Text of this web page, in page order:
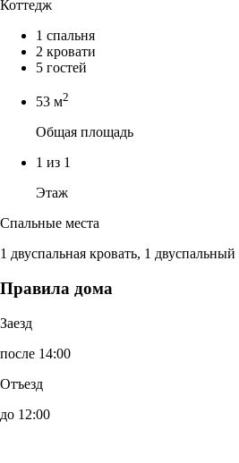
Коттедж
1 спальня
2 кровати
5 гостей
53 м2
Общая площадь
1 из 1
Этаж
Спальные места
1 двуспальная кровать, 1
Правила дома
Заезд
после 14:00
Отъезд
до 12:00